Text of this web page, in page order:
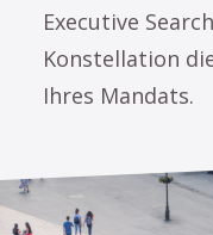
Executive
Konstellation
Ihres Mandats.